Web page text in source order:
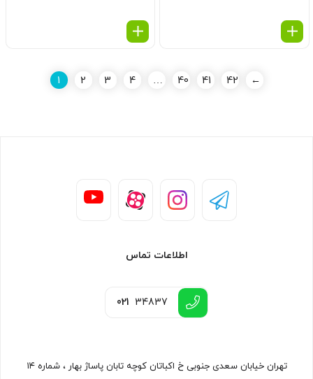
1 2 3 4 … 40 41 42 ←
اطلاعات تماس
021 34837
تهران خیابان سعدی جنوبی خ اکباتان کوچه تابان پاساژ بهار ، شماره ۱۴